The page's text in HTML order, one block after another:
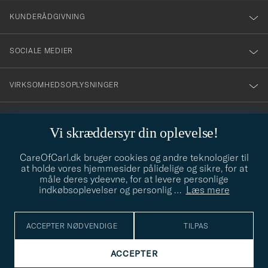
Vi skræddersyr din oplevelse!
CareOfCarl.dk bruger cookies og andre teknologier til
at holde vores hjemmesider pålidelige og sikre, for at
måle deres ydeevne, for at levere personlige
indkøbsoplevelser og personlig … Læs mere
ACCEPTER NØDVENDIGE TILPAS
ACCEPTER
nyhetsbrev!
KUNDERÅDGIVNING
SOCIALE MEDIER
VIRKSOMHEDSOPLYSNINGER
info@careofcarl.dk
Behøver du hjælp til at finde din stil? Lad os hjælpe dig, vi hjælper
gerne til!
STILRÅD